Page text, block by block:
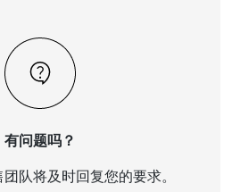
有问题吗？
队将及时回复您的要求。